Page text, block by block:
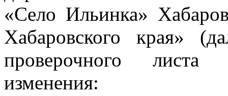
«Село Ильинка»
Хабаровского края»
проверочного листа
изменения: